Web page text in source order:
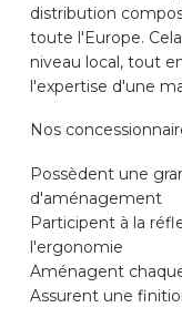
distribution
toute l'Europe.
niveau local, tout
l'expertise d'une
Nos
Possèdent une
d'aménagement
Participent à la
l'ergonomie
Aménagent
Assurent une